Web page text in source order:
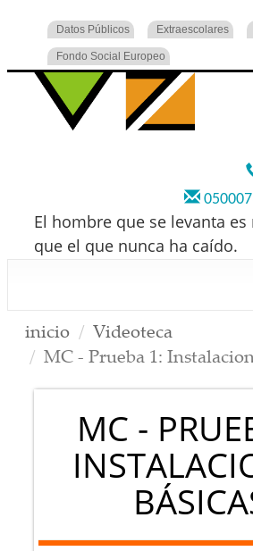
Datos Públicos Extraescolares
Fondo Social Europeo
El hombre que se levanta
que el que nunca ha caído.
inicio
Videoteca
MC - Prueba 1:
MC -